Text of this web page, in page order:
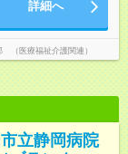
詳細へ
（医療福祉介護関連）
立静岡病院